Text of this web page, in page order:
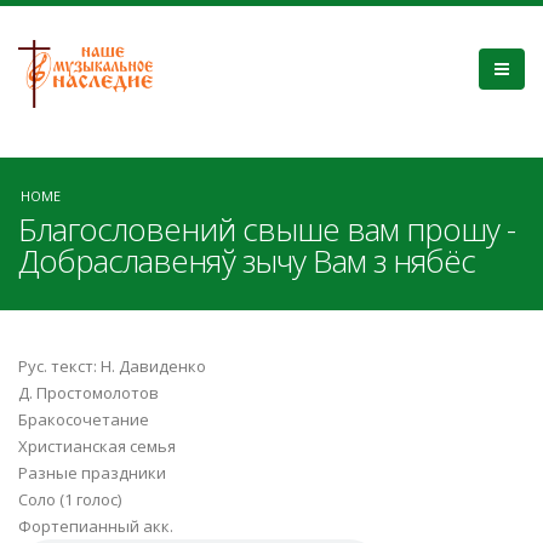
HOME
Благословений свыше вам прошу -
Добраславеняў зычу Вам з нябёс
Рус. текст: Н. Давиденко
Д. Простомолотов
Бракосочетание
Христианская семья
Разные праздники
Соло (1 голос)
Фортепианный акк.